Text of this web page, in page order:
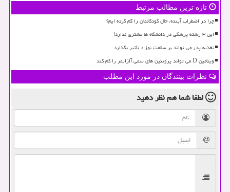
تازه ترین مطالب مرتبط
چرا در اضطراب آینده، حال کودکانمان را گم کرده ایم؟
این ۳ رشته پزشکی در دانشگاه ها مشتری ندارد!
تغذیه پدر می تواند بر سلامت نوزاد تأثیر بگذارد
ویتامین D می تواند پروتئین های سمی آلزایمر را کم کند
نظرات بینندگان در مورد این مطلب
لطفا شما همنظر دهید